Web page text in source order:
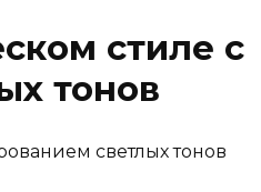
стиле с
тонов